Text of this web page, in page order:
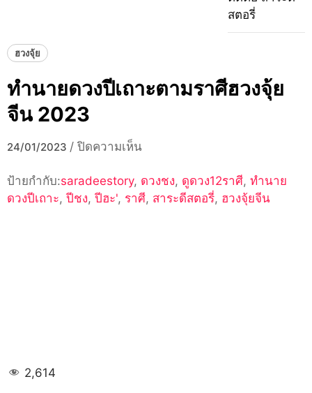
สตอรี่
ฮวงจุ้ย
ทำนายดวงปีเถาะตามราศีฮวงจุ้ย
จีน 2023
24/01/2023 / ปิดความเห็นบน
ดวง
ปี
ป้ายกำกับ:saradeestory, ดวงชง, ดูดวง12ราศี, ทำนาย
ดวงปีเถาะ,ปีชง,ปีฮะ', ราศี, สาระดีสตอรี่, ฮวงจุ้ยจีน
2,614